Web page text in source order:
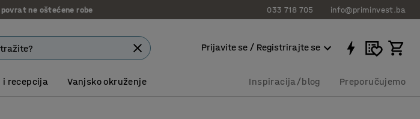
ne oštećene robe 033 718 705 info@priminvest.ba
Prijavite se / Registrirajte se
i recepcija Vanjsko okruženje Inspiracija/blog Preporučujemo